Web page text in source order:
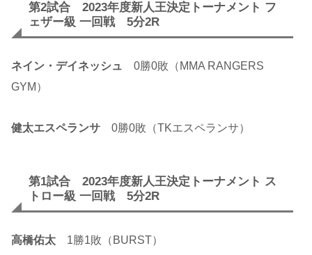
第2試合 2023年度新人王決定トーナメント フ
ェザー級 一回戦 5分2R
ネイン・デイネッシュ
0勝0敗（MMA RANGERS
GYM）
健太エスペランサ 0勝0敗（TKエスペランサ）
第1試合 2023年度新人王決定トーナメント ス
トロー級 一回戦 5分2R
高橋佑太 1勝1敗（BURST）